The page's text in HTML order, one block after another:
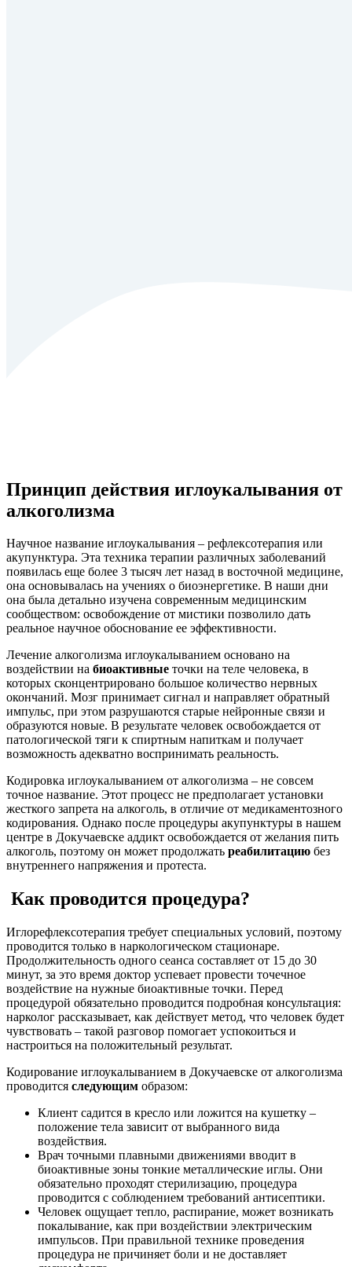
Принцип действия иглоукалывания от
алкоголизма
Научное название иглоукалывания – рефлексотерапия или
акупунктура. Эта техника терапии различных заболеваний
появилась еще более 3 тысяч лет назад в восточной медицине,
она основывалась на учениях о биоэнергетике. В наши дни
она была детально изучена современным медицинским
сообществом: освобождение от мистики позволило дать
реальное научное обоснование ее эффективности.
Лечение алкоголизма иглоукалыванием основано на
воздействии на биоактивные точки на теле человека, в
которых сконцентрировано большое количество нервных
окончаний. Мозг принимает сигнал и направляет обратный
импульс, при этом разрушаются старые нейронные связи и
образуются новые. В результате человек освобождается от
патологической тяги к спиртным напиткам и получает
возможность адекватно воспринимать реальность.
Кодировка иглоукалыванием от алкоголизма – не совсем
точное название. Этот процесс не предполагает установки
жесткого запрета на алкоголь, в отличие от медикаментозного
кодирования. Однако после процедуры акупунктуры в нашем
центре в Докучаевске аддикт освобождается от желания пить
алкоголь, поэтому он может продолжать реабилитацию без
внутреннего напряжения и протеста.
Как проводится процедура?
Иглорефлексотерапия требует специальных условий, поэтому
проводится только в наркологическом стационаре.
Продолжительность одного сеанса составляет от 15 до 30
минут, за это время доктор успевает провести точечное
воздействие на нужные биоактивные точки. Перед
процедурой обязательно проводится подробная консультация:
нарколог рассказывает, как действует метод, что человек будет
чувствовать – такой разговор помогает успокоиться и
настроиться на положительный результат.
Кодирование иглоукалыванием в Докучаевске от алкоголизма
проводится следующим образом:
Клиент садится в кресло или ложится на кушетку –
положение тела зависит от выбранного вида
воздействия.
Врач точными плавными движениями вводит в
биоактивные зоны тонкие металлические иглы. Они
обязательно проходят стерилизацию, процедура
проводится с соблюдением требований антисептики.
Человек ощущает тепло, распирание, может возникать
покалывание, как при воздействии электрическим
импульсов. При правильной технике проведения
процедура не причиняет боли и не доставляет